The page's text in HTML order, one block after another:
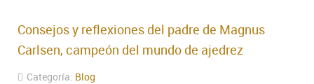
Consejos y reflexiones del padre de Magnus
Carlsen, campeón del mundo de ajedrez
Categoría: Blog